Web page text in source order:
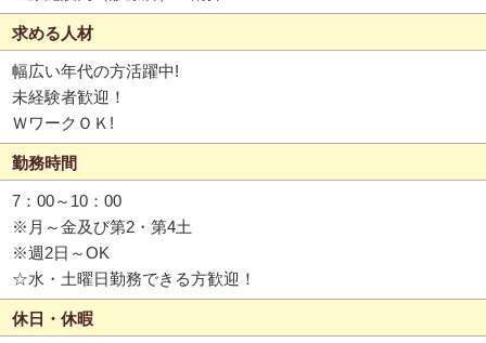
求める人材
幅広い年代の方活躍中!
未経験者歓迎！
ＷワークＯＫ!
勤務時間
7：00～10：00
※月～金及び第2・第4土
※週2日～OK
☆水・土曜日勤務できる方歓迎！
休日・休暇